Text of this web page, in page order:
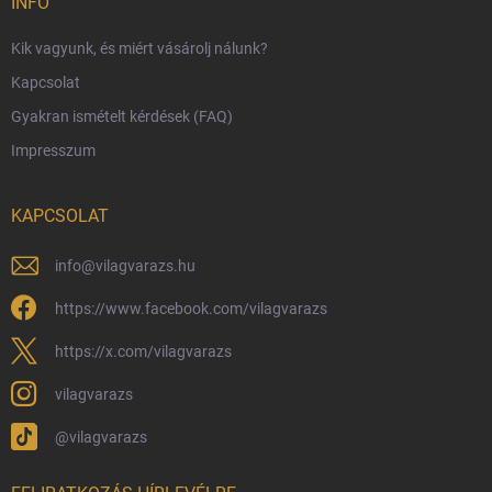
Harry Potter bolt Magyarország
Rendelésem
Reklamáció és visszáru
Hűségprogram
Általános Szerződési Feltételek
Adatvédelmi feltételek
Védjegyek és szerzői jogok
Fémjelzés és nemesfém-tájékoztató
Kik vagyunk, és miért vásárolj nálunk?
Kapcsolat
Gyakran ismételt kérdések (FAQ)
Impresszum
KAPCSOLAT
info@vilagvarazs.hu
https://www.facebook.com/vilagvarazs
https://x.com/vilagvarazs
vilagvarazs
@vilagvarazs